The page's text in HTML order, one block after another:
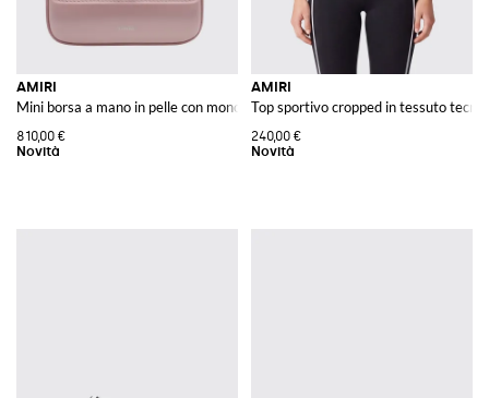
AMIRI
Mini borsa a mano in pelle con monogram e chiusura a patta
810,00 €
AMIRI
Top sportivo cropped in tessuto
240,00 €